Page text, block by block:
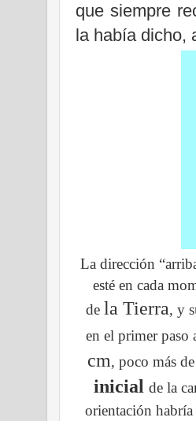
que siempre
la había
La dirección
esté en cada
de la Tierra, y
en el primer paso
cm, poco más
inicial de la
orientación